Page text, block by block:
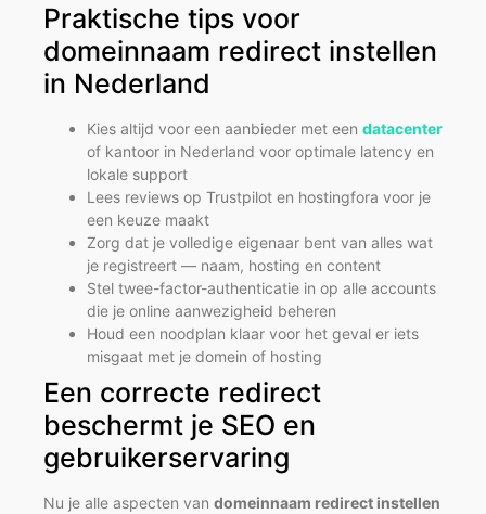
Praktische tips voor
domeinnaam redirect instellen
in Nederland
Kies altijd voor een aanbieder met een datacenter
of kantoor in Nederland voor optimale latency en
lokale support
Lees reviews op Trustpilot en hostingfora voor je
een keuze maakt
Zorg dat je volledige eigenaar bent van alles wat
je registreert — naam, hosting en content
Stel twee-factor-authenticatie in op alle accounts
die je online aanwezigheid beheren
Houd een noodplan klaar voor het geval er iets
misgaat met je domein of hosting
Een correcte redirect
beschermt je SEO en
gebruikerservaring
Nu je alle aspecten van domeinnaam redirect instellen